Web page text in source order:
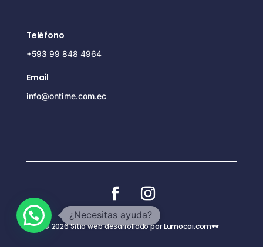
Teléfono
+593 99 848 4964
Email
info@ontime.com.ec
© 2026 Sitio web desarrollado por Lumocai.com🕶️
¿Necesitas ayuda?